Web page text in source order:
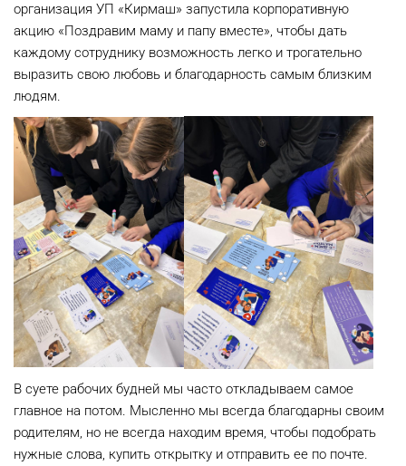
организация УП «Кирмаш» запустила корпоративную
акцию «Поздравим маму и папу вместе», чтобы дать
каждому сотруднику возможность легко и трогательно
выразить свою любовь и благодарность самым близким
людям.
В суете рабочих будней мы часто откладываем самое
главное на потом. Мысленно мы всегда благодарны своим
родителям, но не всегда находим время, чтобы подобрать
нужные слова, купить открытку и отправить ее по почте.